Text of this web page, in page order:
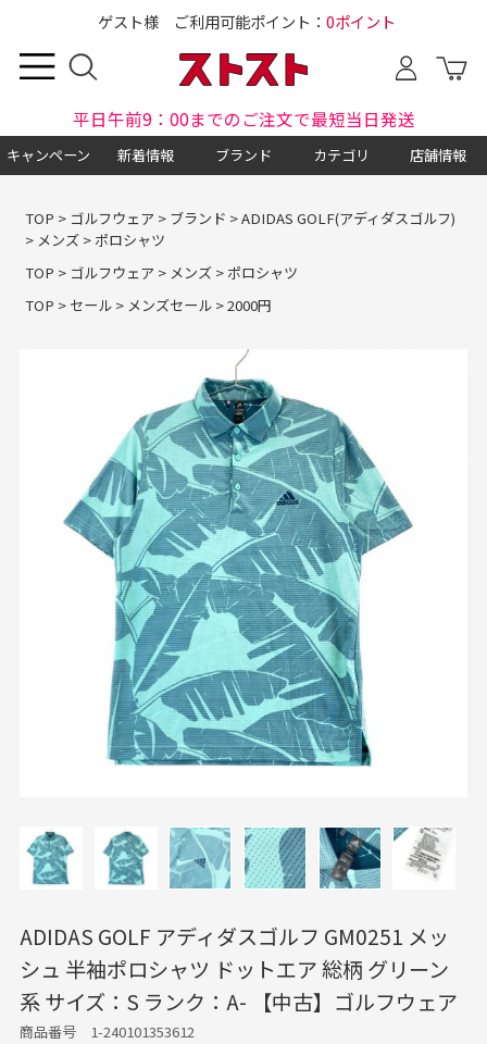
ゲスト様 ご利用可能ポイント： 0ポイント
平日午前9：00までのご注文で最短当日発送
キャンペーン 新着情報 ブランド カテゴリ 店舗情報
TOP > ゴルフウェア > ブランド >ADIDAS GOLF(アディダスゴルフ)
> メンズ> ポロシャツ
TOP > ゴルフウェア > メンズ> ポロシャツ
TOP > セール> メンズセール>2000円
ADIDAS GOLF アディダスゴルフ GM0251 メッ
シュ 半袖ポロシャツ ドットエア 総柄 グリーン
系 サイズ：S ランク：A- 【中古】ゴルフウェア
商品番号 1-240101353612